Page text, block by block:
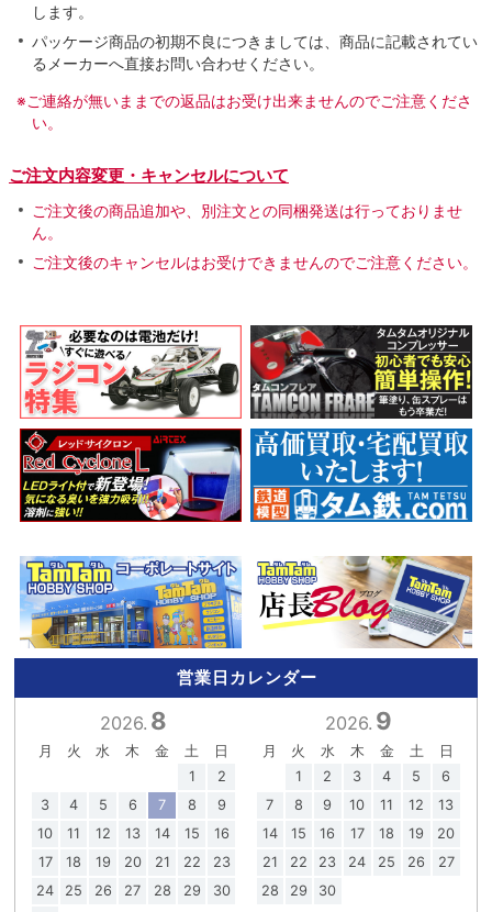
します。
パッケージ商品の初期不良につきましては、商品に記載されてい
るメーカーへ直接お問い合わせください。
※ご連絡が無いままでの返品はお受け出来ませんのでご注意くださ
い。
ご注文内容変更・キャンセルについて
ご注文後の商品追加や、別注文との同梱発送は行っておりませ
ん。
ご注文後のキャンセルはお受けできませんのでご注意ください。
営業日カレンダー
2026. 8
月 火 水 木 金 土
日
1
2
3
4 5 6 7 8
9
10
11 12 13 14 15
16
17
18 19 20 21 22
23
24
25 26 27 28 29
30
2026. 9
月 火 水 木 金 土
日
1
2 3 4 5
6
7
8 9 10 11 12
13
14
15 16 17 18 19
20
21
22 23 24 25 26
27
28
29 30